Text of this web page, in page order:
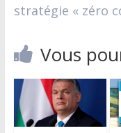
stratégie « zéro
Vous